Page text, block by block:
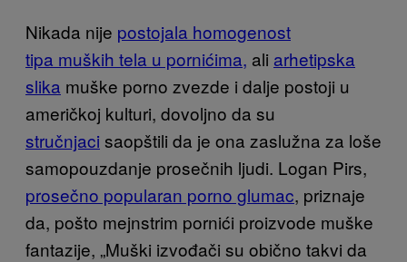
Nikada nije postojala homogenost
tipa muških tela u pornićima, ali arhetipska
slika muške porno zvezde i dalje postoji u
američkoj kulturi, dovoljno da su
stručnjaci saopštili da je ona zaslužna za loše
samopouzdanje prosečnih ljudi. Logan Pirs,
prosečno popularan porno glumac, priznaje
da, pošto mejnstrim pornići proizvode muške
fantazije, „Muški izvođači su obično takvi da